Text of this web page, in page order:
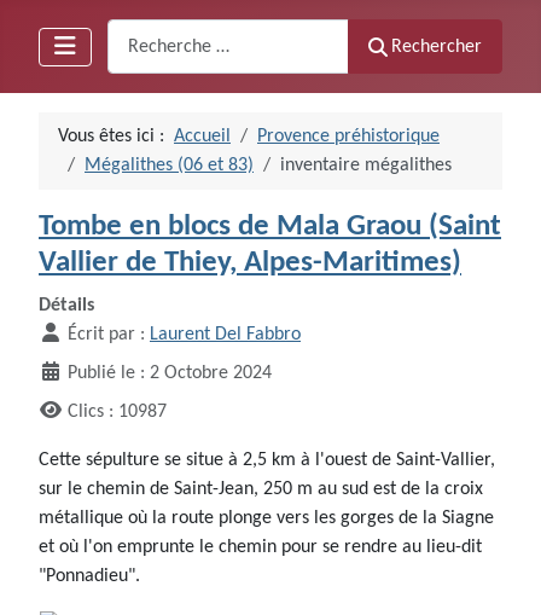
Rechercher
Vous êtes ici : Accueil
Provence préhistorique
Mégalithes (06 et 83)
inventaire mégalithes
Tombe en blocs de Mala Graou (Saint
Vallier de Thiey, Alpes-Maritimes)
Détails
Écrit par : Laurent Del Fabbro
Publié le : 2 Octobre 2024
Clics : 10987
Cette sépulture se situe à 2,5 km à l'ouest de Saint-Vallier,
sur le chemin de Saint-Jean, 250 m au sud est de la croix
métallique où la route plonge vers les gorges de la Siagne
et où l'on emprunte le chemin pour se rendre au lieu-dit
"Ponnadieu".